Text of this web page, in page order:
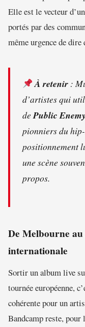
Elle est le vecteur
portés par des
même urgence de dire
À retenir :
d’artistes qui
dePublic Enemy
pionniers du
positionnement
une scène
propos.
De Melbourne au
internationale
Sortir un album live
tournée européenne,
cohérente pour un
Bandcamp reste, pour